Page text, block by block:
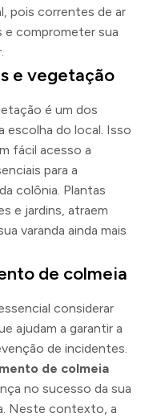
pois correntes de ar
e comprometer sua
e vegetação
é um dos
escolha do local. Isso
fácil acesso a
para a
colônia. Plantas
e jardins, atraem
varanda ainda mais
de colmeia
considerar
ajudam a garantir a
de incidentes.
de colmeia
no sucesso da sua
Neste contexto, a